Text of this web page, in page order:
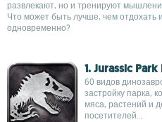
развлекают, но и тренируют
Что может быть лучше, чем отдохать
одновременно?
1. Jurassic
60 видов
застройку парка,
мяса, растений и
посетителей...